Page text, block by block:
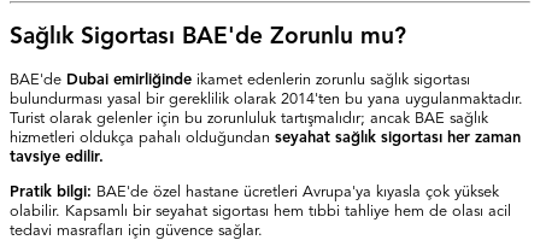
Sağlık Sigortası BAE'de Zorunlu mu?
BAE'de Dubai emirliğinde ikamet edenlerin zorunlu sağlık sigortası
bulundurması yasal bir gereklilik olarak 2014'ten bu yana uygulanmaktadır.
Turist olarak gelenler için bu zorunluluk tartışmalıdır; ancak BAE sağlık
hizmetleri oldukça pahalı olduğundan seyahat sağlık sigortası her zaman
tavsiye edilir.
Pratik bilgi: BAE'de özel hastane ücretleri Avrupa'ya kıyasla çok yüksek
olabilir. Kapsamlı bir seyahat sigortası hem tıbbi tahliye hem de olası acil
tedavi masrafları için güvence sağlar.